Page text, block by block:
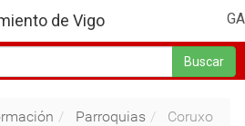
GA
de Vigo
Buscar
Parroquias Coruxo